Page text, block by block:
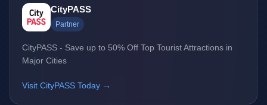
CityPASS
Partner
CityPASS - Save up to 50% Off Top Tourist Attractions in
Major Cities
Visit CityPASS Today →